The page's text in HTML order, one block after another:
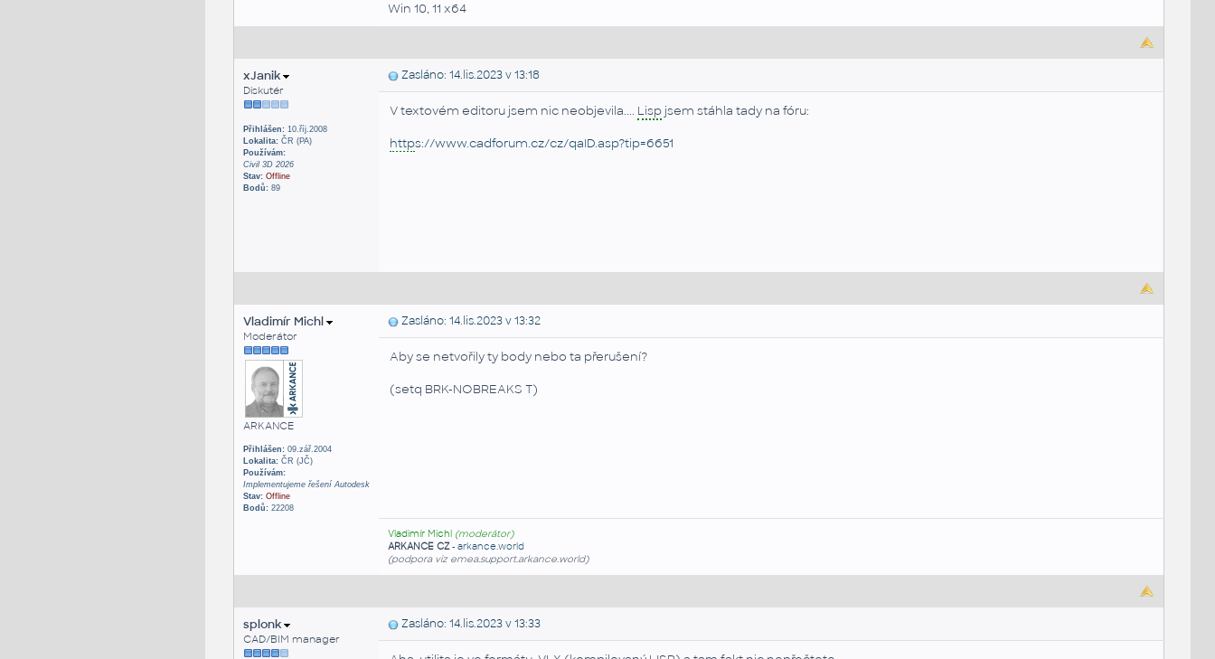
Win 10, 11 x64
xJanik
Diskutér
Přihlášen:10.říj.2008
Lokalita:ČR (PA)
Používám:
Civil 3D 2026
Stav: Offline
Bodů:89
Zasláno: 14.lis.2023 v 13:18
V textovém editoru jsem nic neobjevila.... Lispjsem stáhla tady na fóru:
https://www.cadforum.cz/cz/qaID.asp?tip=6651
Vladimír Michl
Moderátor
ARKANCE
Přihlášen:09.zář.2004
Lokalita:ČR (JČ)
Používám:
Implementujeme řešení Autodesk
Stav: Offline
Bodů:22208
Zasláno: 14.lis.2023 v 13:32
Aby se netvořily ty body nebo ta přerušení?
(setq BRK-NOBREAKS T)
Vladimír Michl (moderátor)
ARKANCE CZ- arkance.world
(podpora viz emea.support.arkance.world)
splonk
CAD/BIM manager
Zasláno: 14.lis.2023 v 13:33